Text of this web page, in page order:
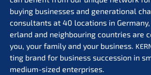
buying businesses and genera­tio­nal
consul­tants at 40 locati­ons in
er­land and neigh­bou­ring count­ries are
you, your family and your business.
ting brand for business succes­si­on in
medium-sized enterprises.